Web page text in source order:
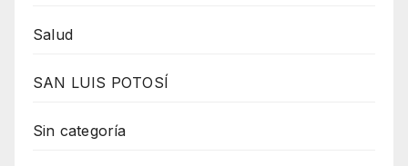
Salud
SAN LUIS POTOSÍ
Sin categoría